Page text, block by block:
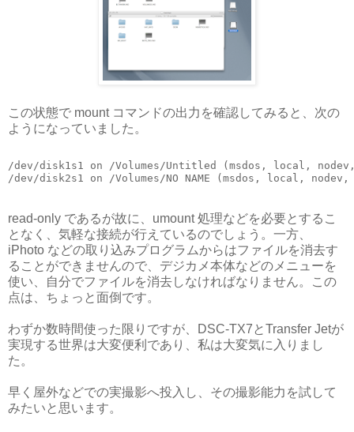
この状態で mount コマンドの出力を確認してみると、次の
ようになっていました。
/dev/disk1s1 on /Volumes/Untitled (msdos, local,
/dev/disk2s1 on /Volumes/NO NAME (msdos, local,
read-only であるが故に、umount 処理などを必要とするこ
となく、気軽な接続が行えているのでしょう。一方、
iPhoto などの取り込みプログラムからはファイルを消去す
ることができませんので、デジカメ本体などのメニューを
使い、自分でファイルを消去しなければなりません。この
点は、ちょっと面倒です。
わずか数時間使った限りですが、DSC-TX7とTransfer Jetが
実現する世界は大変便利であり、私は大変気に入りまし
た。
早く屋外などでの実撮影へ投入し、その撮影能力を試して
みたいと思います。